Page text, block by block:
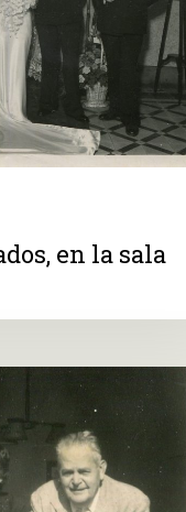
en la sala